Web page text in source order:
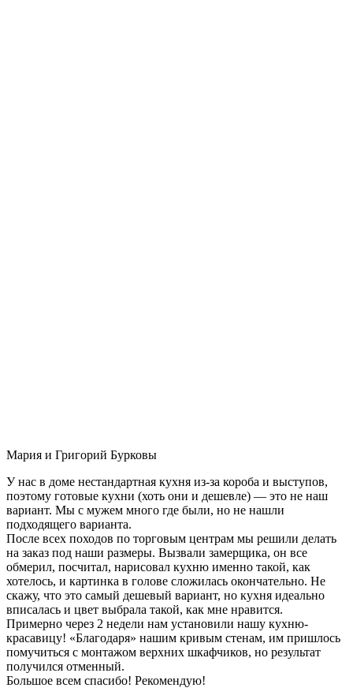
Мария и Григорий Бурковы
У нас в доме нестандартная кухня из-за короба и выступов,
поэтому готовые кухни (хоть они и дешевле) — это не наш
вариант. Мы с мужем много где были, но не нашли
подходящего варианта.
После всех походов по торговым центрам мы решили делать
на заказ под наши размеры. Вызвали замерщика, он все
обмерил, посчитал, нарисовал кухню именно такой, как
хотелось, и картинка в голове сложилась окончательно. Не
скажу, что это самый дешевый вариант, но кухня идеально
вписалась и цвет выбрала такой, как мне нравится.
Примерно через 2 недели нам установили нашу кухню-
красавицу! «Благодаря» нашим кривым стенам, им пришлось
помучиться с монтажом верхних шкафчиков, но результат
получился отменный.
Большое всем спасибо! Рекомендую!